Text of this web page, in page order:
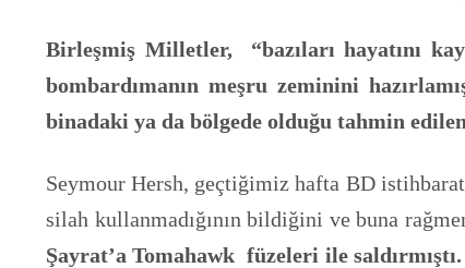
Birleşmiş Milletler, “bazıları hayatını
bombardımanın meşru zeminini
binadaki ya da bölgede olduğu tahmin edilen
Seymour Hersh, geçtiğimiz hafta BD istihbarat
silah kullanmadığının bildiğini ve buna
Şayrat’a Tomahawk füzeleri ile saldırmıştı.